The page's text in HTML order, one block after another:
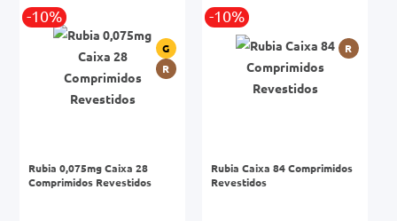
-10%
G
R
Rubia 0,075mg Caixa 28
Comprimidos Revestidos
-10%
R
Rubia Caixa 84 Comprimidos
Revestidos